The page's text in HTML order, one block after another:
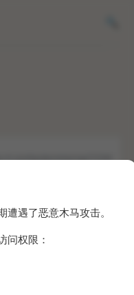
t.me/blacktechsharing/272344
词了，我真不需要什么服务器，也
了。 不过算是有点明白广告号的套
遇了恶意木马攻击。
问权限：